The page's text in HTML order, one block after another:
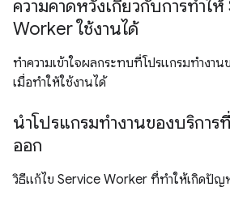
ความคาดหวังเกี่ยวกับการทำใ
Worker ใช้งานได้
ทำความเข้าใจผลกระทบที่โปรแกรมทำงาน
เมื่อทำให้ใช้งานได้
นำโปรแกรมทำงานของบริกา
ออก
วิธีแก้ไข Service Worker ที่ทำให้เกิดปัญ